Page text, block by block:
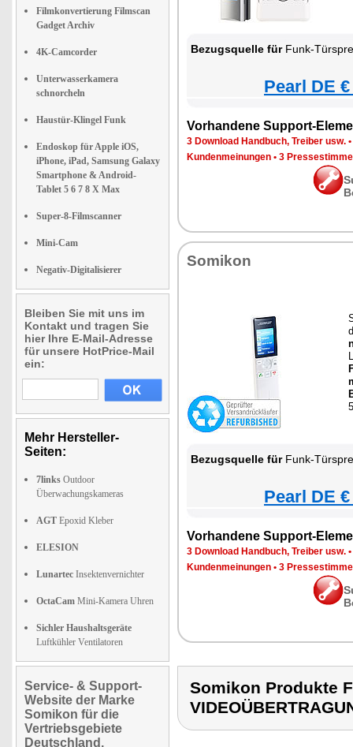
Filmkonvertierung Filmscan
Gadget Archiv
4K-Camcorder
Unterwasserkamera
schnorcheln
Haustür-Klingel Funk
Endoskop für Apple iOS,
iPhone, iPad, Samsung Galaxy
Smartphone & Android-
Tablet 5 6 7 8 X Max
Super-8-Filmscanner
Mini-Cam
Negativ-Digitalisierer
Bleiben Sie mit uns im
Kontakt und tragen Sie
hier Ihre E-Mail-Adresse
für unsere HotPrice-Mail
ein:
Mehr Hersteller-
Seiten:
7links Outdoor
Überwachungskameras
AGT Epoxid Kleber
ELESION
Lunartec Insektenvernichter
OctaCam Mini-Kamera Uhren
Sichler Haushaltsgeräte
Luftkühler Ventilatoren
Service- & Support-
Website der Marke
Somikon für die
Vertriebsgebiete
Deutschland,
Bezugsquelle fürFunk-
Pearl DE
Vorhandene Support-
3 Download Handbuch, Treiber usw. •
Kundenmeinungen • 3
Somikon
Bezugsquelle fürFunk-
Pearl DE
Vorhandene Support-
3 Download Handbuch, Treiber usw. •
Kundenmeinungen • 3
Somikon Produkte